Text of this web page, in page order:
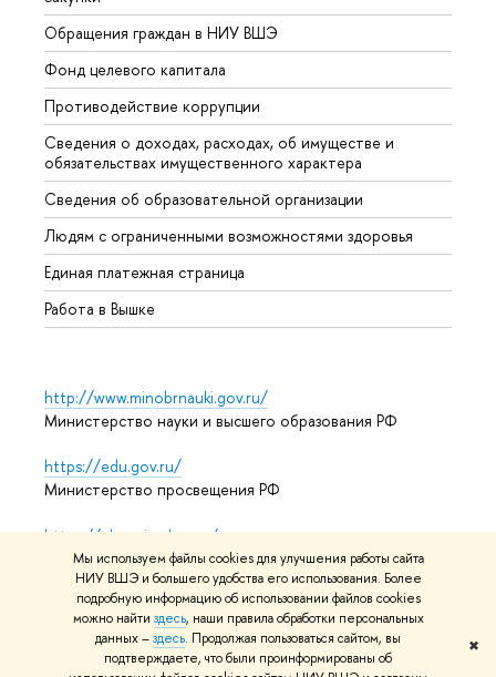
Мы используем файлы cookies для улучшения работы сайта
НИУ ВШЭ и большего удобства его использования. Более
подробную информацию об использовании файлов cookies
можно найти здесь, наши правила обработки персональных
данных –здесь. Продолжая пользоваться сайтом, вы
подтверждаете, что были проинформированы об
✖
Обращения граждан в НИУ ВШЭ
Фонд целевого капитала
Противодействие коррупции
Сведения о доходах, расходах, об имуществе и
обязательствах имущественного характера
Сведения об образовательной организации
Людям с ограниченными возможностями здоровья
Единая платежная страница
Работа в Вышке
http://www.minobrnauki.gov.ru/
Министерство науки и высшего образования РФ
https://edu.gov.ru/
Министерство просвещения РФ
https://elearning.hse.ru/mooc
Массовые открытые онлайн-курсы
© НИУ ВШЭ 1993–2026 Адреса и контактыУсловия
использования материаловПолитика конфиденциальности